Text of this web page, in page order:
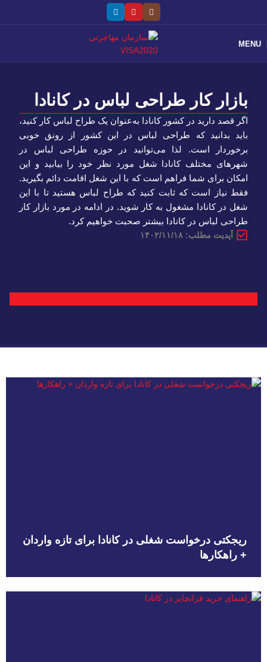
MENU
بازار کار طراحی لباس در کانادا
اگر قصد دارید در کشور کانادا به‌عنوان یک طراح لباس کار کنید،
باید بدانید که طراحی لباس در این کشور از رونق خوبی
برخوردار است. لذا می‌توانید در حوزه طراحی لباس در
شهرهای مختلف کانادا شغل مورد نظر خود را بیابید و این
امکان برای شما فراهم است که با این شغل اقامت دائم بگیرید.
فقط نیاز است که ثابت کنید که طراح لباس هستید تا با این
شغل در کانادا مشغول به کار شوید. در ادامه در مورد بازار کار
طراحی لباس در کانادا بیشتر صحبت خواهیم کرد.
آپدیت مطلب: ۱۴۰۲/۱۱/۱۸
ریجکتی درخواست شغلی در کانادا برای تازه واردان
+ راهکارها